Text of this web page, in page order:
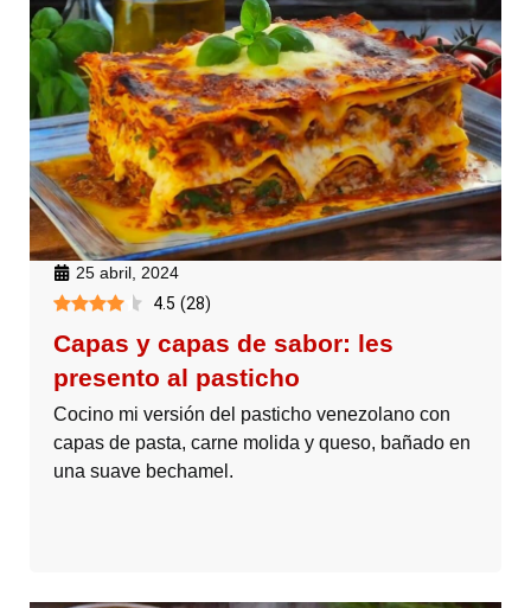
25 abril, 2024
4.5 (28)
Capas y capas de sabor: les
presento al pasticho
Cocino mi versión del pasticho venezolano con
capas de pasta, carne molida y queso, bañado en
una suave bechamel.